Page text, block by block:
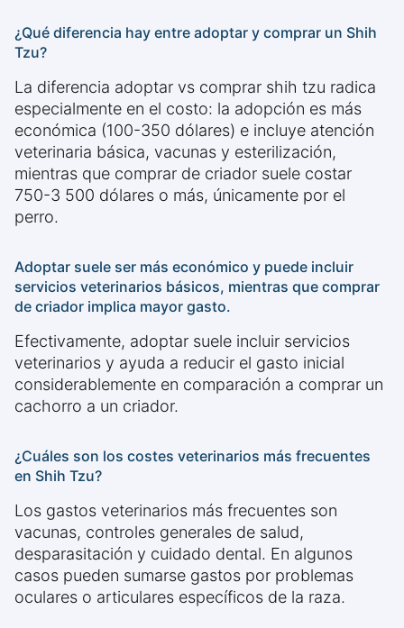
¿Qué diferencia hay entre adoptar y comprar un Shih
Tzu?
La diferencia adoptar vs comprar shih tzu radica
especialmente en el costo: la adopción es más
económica (100-350 dólares) e incluye atención
veterinaria básica, vacunas y esterilización,
mientras que comprar de criador suele costar
750-3 500 dólares o más, únicamente por el
perro.
Adoptar suele ser más económico y puede incluir
servicios veterinarios básicos, mientras que comprar
de criador implica mayor gasto.
Efectivamente, adoptar suele incluir servicios
veterinarios y ayuda a reducir el gasto inicial
considerablemente en comparación a comprar un
cachorro a un criador.
¿Cuáles son los costes veterinarios más frecuentes
en Shih Tzu?
Los gastos veterinarios más frecuentes son
vacunas, controles generales de salud,
desparasitación y cuidado dental. En algunos
casos pueden sumarse gastos por problemas
oculares o articulares específicos de la raza.